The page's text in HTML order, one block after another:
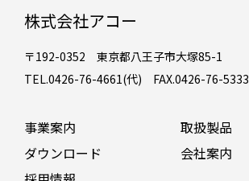
株式会社アコー
〒192-0352 東京都八王子市大塚85-1
TEL.0426-76-4661(代) FAX.0426-76-5333
事業案内
取扱製品
ダウンロード
会社案内